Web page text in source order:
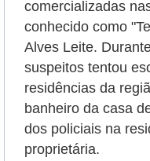
comercializadas
conhecido como
Alves Leite.
suspeitos tentou
residências da
banheiro da casa
dos policiais na
proprietária.